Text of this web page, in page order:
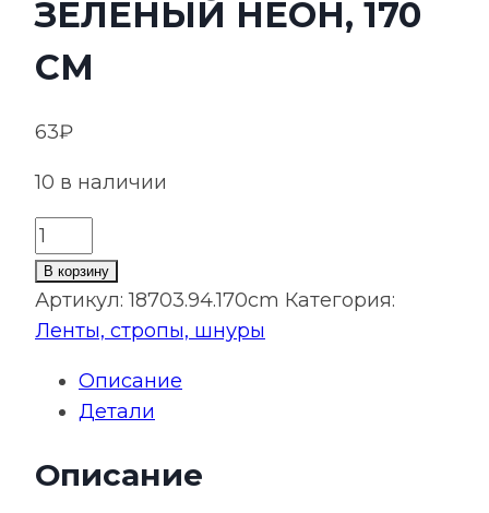
ЗЕЛЕНЫЙ НЕОН, 170
СМ
63₽
10 в наличии
Количество
товара
Лента
сатиновая
XL,
неон,
В корзину
Артикул:18703.94.170cm Категория:
Ленты, стропы, шнуры
Описание
Детали
Описание